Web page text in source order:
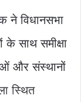
ने विधानसभा
के साथ समीक्षा
और संस्थानों
स्थित